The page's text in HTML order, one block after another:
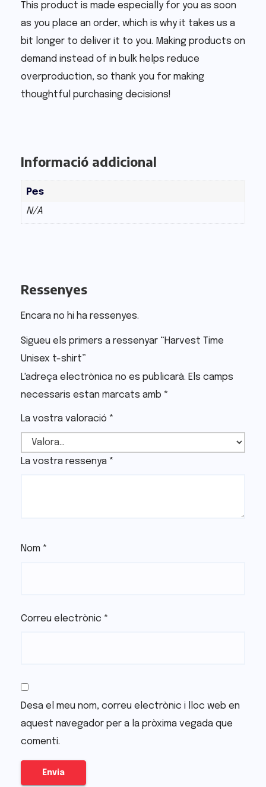
This product is made especially for you as soon
as you place an order, which is why it takes us a
bit longer to deliver it to you. Making products on
demand instead of in bulk helps reduce
overproduction, so thank you for making
thoughtful purchasing decisions!
Informació addicional
Pes
N/A
Ressenyes
Encara no hi ha ressenyes.
Sigueu els primers a ressenyar “Harvest Time
Unisex t-shirt”
L'adreça electrònica no es publicarà. Els camps
necessaris estan marcats amb *
La vostra valoració *
La vostra ressenya *
Nom *
Correu electrònic *
Desa el meu nom, correu electrònic i lloc web en
aquest navegador per a la pròxima vegada que
comenti.